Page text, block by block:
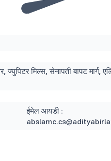
ज्युपिटर मिल्स, सेनापती बापट मार्ग,
ईमेल आयडी :